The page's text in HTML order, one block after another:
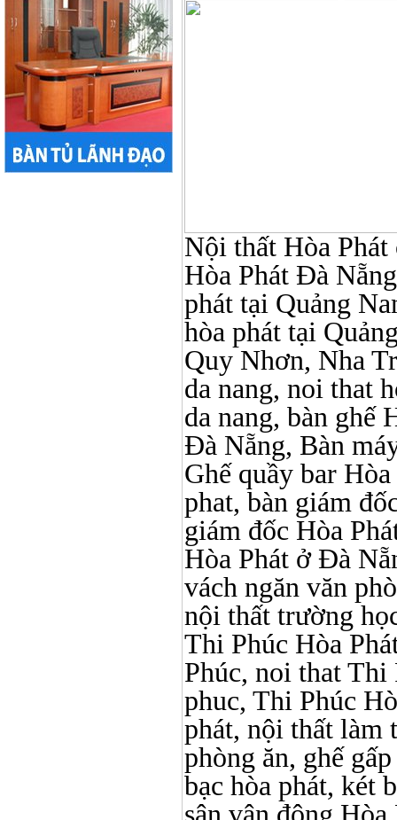
Nội thất Hòa
Hòa Phát Đà
phát tại Quảng
hòa phát tại
Quy Nhơn, Nha
da nang, noi that
da nang, bàn ghế
Đà Nẵng, Bàn
Ghế quầy bar
phat, bàn giám
giám đốc Hòa
Hòa Phát ở Đà
vách ngăn văn
nội thất trường
Thi Phúc Hòa
Phúc, noi that
phuc, Thi Phúc
phát, nội thất làm
phòng ăn, ghế
bạc hòa phát, két